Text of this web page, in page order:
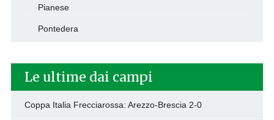
Pianese
Pontedera
Le ultime dai campi
Coppa Italia Frecciarossa: Arezzo-Brescia 2-0